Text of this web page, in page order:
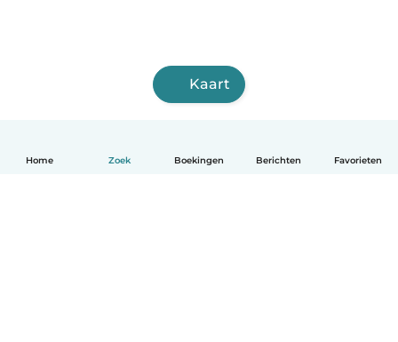
Home Zoek Boekingen Berichten Favorieten
Kaart